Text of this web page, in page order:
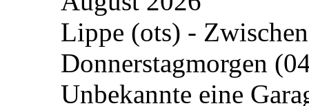
Lippe (ots) -
Donnerstagmorgen
Unbekannte eine